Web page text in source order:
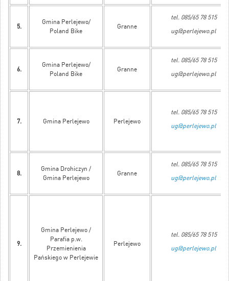
5.
Gmina Perlejewo/
Poland Bike
Granne
tel. 085/65 78 515
ug@perlejewo.pl
6.
Gmina Perlejewo/
Poland Bike
Granne
tel. 085/65 78 515
ug@perlejewo.pl
7. Gmina Perlejewo Perlejewo
tel. 085/65 78 515
ug@perlejewo.pl
8.
Gmina Drohiczyn /
Gmina Perlejewo
Granne
tel. 085/65 78 515
ug@perlejewo.pl
9.
Gmina Perlejewo /
Parafia p.w.
Przemienienia
Pańskiego w Perlejewie
Perlejewo
tel. 085/65 78 515
ug@perlejewo.pl